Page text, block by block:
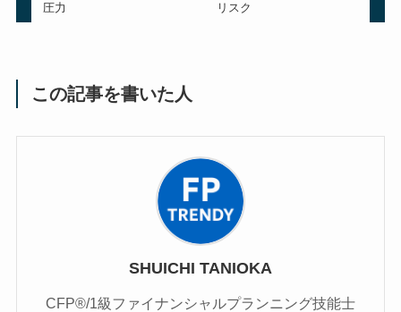
圧力
リスク
この記事を書いた人
SHUICHI TANIOKA
CFP®/1級ファイナンシャルプランニング技能士